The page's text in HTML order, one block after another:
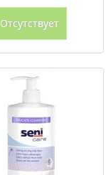
Отсутствует